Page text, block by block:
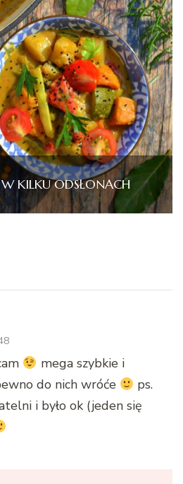
W KILKU ODSŁONACH
mega szybkie i
do nich wróće
ps.
i było ok (jeden się